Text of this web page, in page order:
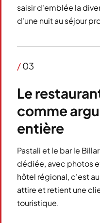
saisir d'emblée la
d'une nuit au séjour
/03
Le
comme
entière
Pastali et le bar le
dédiée, avec photos
hôtel régional, c'est
attire et retient une
touristique.